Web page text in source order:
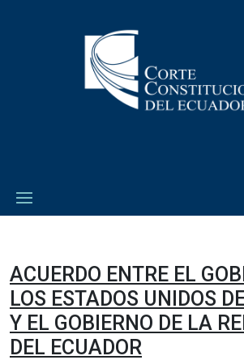
ACUERDO ENTRE EL
LOS ESTADOS UNIDOS
Y EL GOBIERNO DE LA
DEL ECUADOR